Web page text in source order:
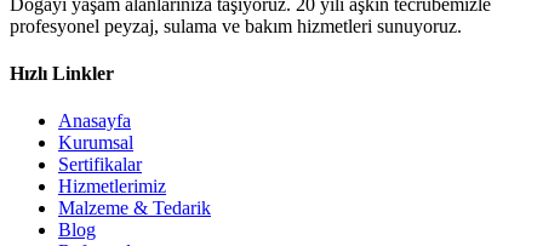
profesyonel peyzaj, sulama ve bakım hizmetleri sunuyoruz.
Hızlı Linkler
Anasayfa
Kurumsal
Sertifikalar
Hizmetlerimiz
Malzeme & Tedarik
Blog